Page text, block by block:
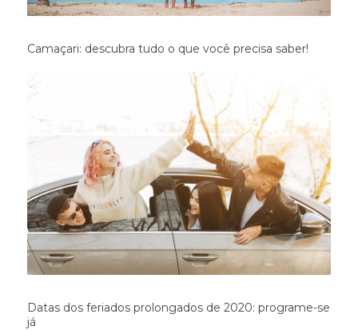
Camaçari: descubra tudo o que você precisa saber!
Datas dos feriados prolongados de 2020: programe-se
já